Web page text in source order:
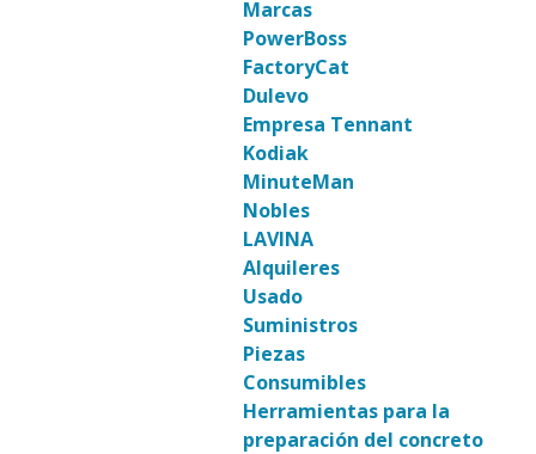
Marcas
PowerBoss
FactoryCat
Dulevo
Empresa Tennant
Kodiak
MinuteMan
Nobles
LAVINA
Alquileres
Usado
Suministros
Piezas
Consumibles
Herramientas para la
preparación del concreto